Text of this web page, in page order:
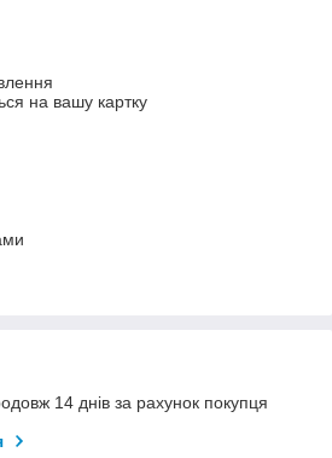
на вашу картку
14 днів за рахунок покупця